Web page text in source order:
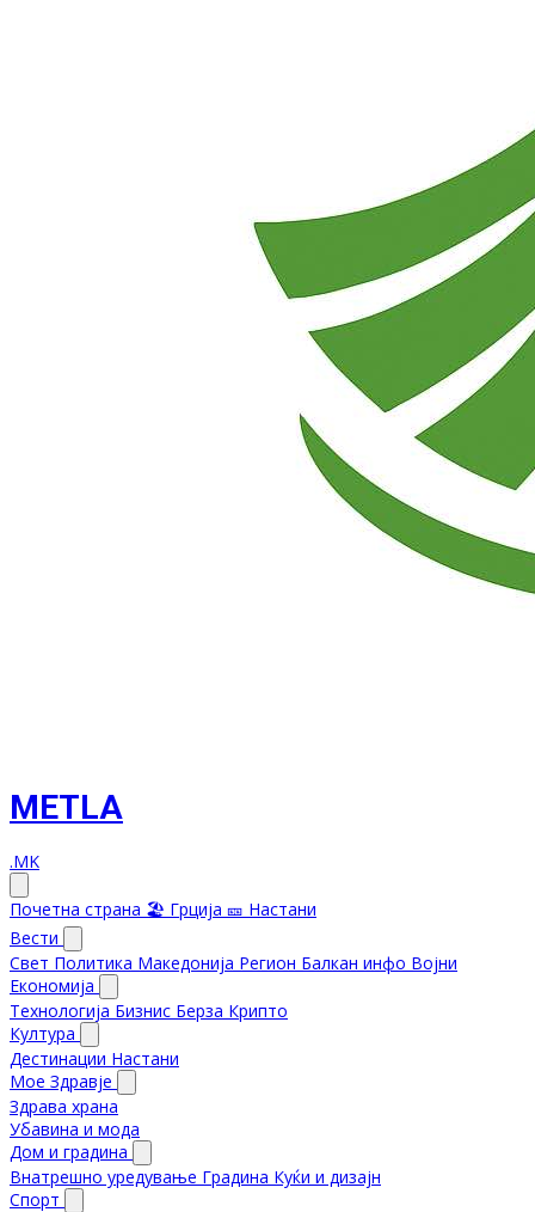
METLA
.MK
Почетна страна 🏖️ Грција 🎫 Настани
Вести
Свет Политика Македонија Регион Балкан инфо Војни
Економија
Технологија Бизнис Берза Крипто
Култура
Дестинации Настани
Мое Здравје
Здрава храна
Убавина и мода
Дом и градина
Внатрешно уредување Градина Куќи и дизајн
Спорт